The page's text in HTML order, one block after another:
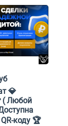
💎
Любой
коду 🏆